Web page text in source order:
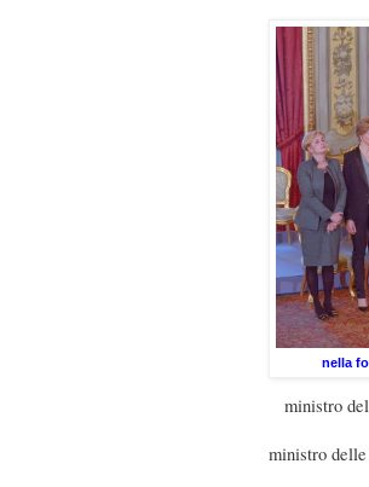
nella
ministro
ministro delle